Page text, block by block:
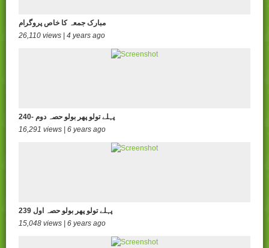
مبارک جمعہ کا خاص پروگرام
26,110 views | 4 years ago
240- پہلے تولو پھر بولو حصہ دوم
16,291 views | 6 years ago
239 پہلے تولو پھر بولو حصہ اول
15,048 views | 6 years ago